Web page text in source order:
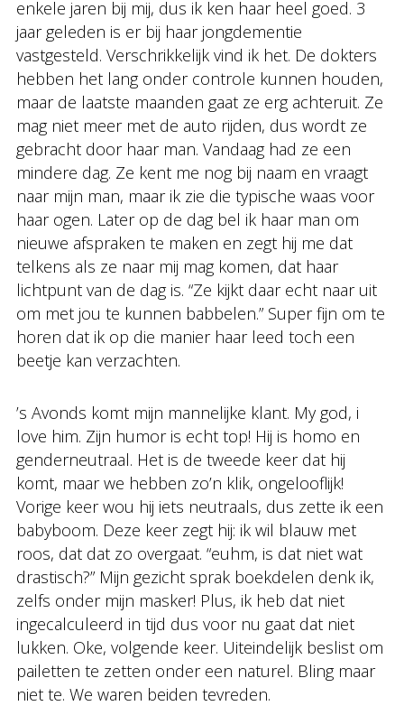
enkele jaren bij mij, dus ik ken haar heel goed. 3
jaar geleden is er bij haar jongdementie
vastgesteld. Verschrikkelijk vind ik het. De dokters
hebben het lang onder controle kunnen houden,
maar de laatste maanden gaat ze erg achteruit. Ze
mag niet meer met de auto rijden, dus wordt ze
gebracht door haar man. Vandaag had ze een
mindere dag. Ze kent me nog bij naam en vraagt
naar mijn man, maar ik zie die typische waas voor
haar ogen. Later op de dag bel ik haar man om
nieuwe afspraken te maken en zegt hij me dat
telkens als ze naar mij mag komen, dat haar
lichtpunt van de dag is. “Ze kijkt daar echt naar uit
om met jou te kunnen babbelen.” Super fijn om te
horen dat ik op die manier haar leed toch een
beetje kan verzachten.
’s Avonds komt mijn mannelijke klant. My god, i
love him. Zijn humor is echt top! Hij is homo en
genderneutraal. Het is de tweede keer dat hij
komt, maar we hebben zo’n klik, ongelooflijk!
Vorige keer wou hij iets neutraals, dus zette ik een
babyboom. Deze keer zegt hij: ik wil blauw met
roos, dat dat zo overgaat. “euhm, is dat niet wat
drastisch?” Mijn gezicht sprak boekdelen denk ik,
zelfs onder mijn masker! Plus, ik heb dat niet
ingecalculeerd in tijd dus voor nu gaat dat niet
lukken. Oke, volgende keer. Uiteindelijk beslist om
pailetten te zetten onder een naturel. Bling maar
niet te. We waren beiden tevreden.